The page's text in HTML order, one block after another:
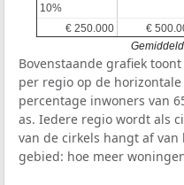
€ 250.000
€ 250.000 €
€
10%
10%
Bovenstaande grafiek
per regio op de
percentage inwoners van
as. Iedere regio wordt als
van de cirkels hangt af
gebied: hoe meer